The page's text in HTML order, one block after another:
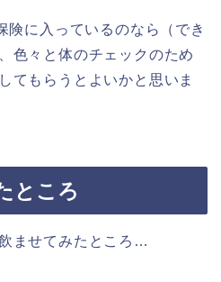
険に入っているのなら（でき
色々と体のチェックのため
てもらうとよいかと思いま
ところ
ませてみたところ…